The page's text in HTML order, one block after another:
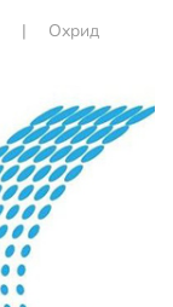
| Охрид